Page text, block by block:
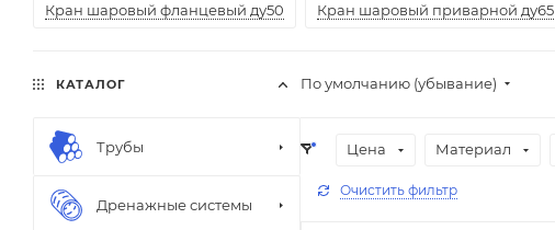
Кран шаровый фланцевый ду50 Кран шаровый приварной ду65
По умолчанию (убывание)
Цена Материал
Очистить фильтр
КАТАЛОГ
Трубы
Дренажные системы